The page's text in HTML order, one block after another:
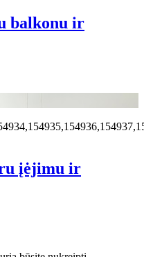
balkonu ir
įėjimu ir